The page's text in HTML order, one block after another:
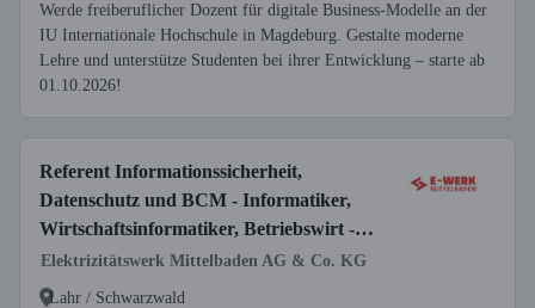
Werde freiberuflicher Dozent für digitale Business-Modelle an der
IU Internationale Hochschule in Magdeburg. Gestalte moderne
Lehre und unterstütze Studenten bei ihrer Entwicklung – starte ab
01.10.2026!
Referent Informationssicherheit,
Datenschutz und BCM - Informatiker,
Wirtschaftsinformatiker, Betriebswirt -
Informationsverarbeitung o. ä. (m/w/d) -
Energieversorger
Elektrizitätswerk Mittelbaden AG & Co. KG
Lahr / Schwarzwald